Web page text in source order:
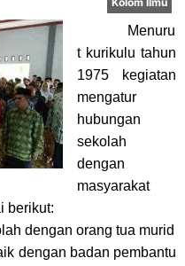
Menuru
t kurikulu tahun
1975 kegiatan
mengatur
hubungan
sekolah
dengan
masyarakat
berikut:
dengan orang tua murid
dengan badan pembantu